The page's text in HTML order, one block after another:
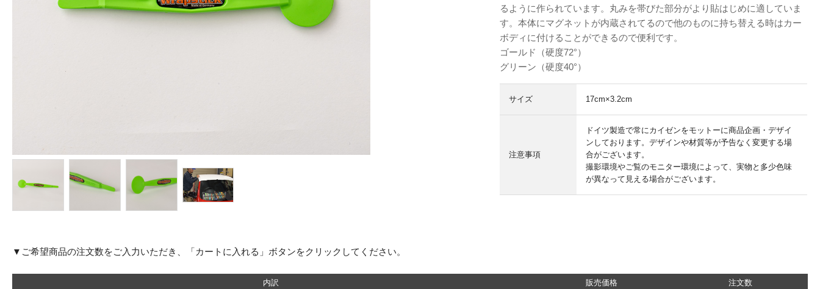
るように作られています。丸みを帯びた部分がより貼はじめに適していま
す。本体にマグネットが内蔵されてるので他のものに持ち替える時はカー
ボディに付けることができるので便利です。
ゴールド（硬度72°）
グリーン（硬度40°）
サイズ 17cm×3.2cm
注意事項
ドイツ製造で常にカイゼンをモットーに商品企画・デザイ
ンしております。デザインや材質等が予告なく変更する場
合がございます。
撮影環境やご覧のモニター環境によって、実物と多少色味
が異なって見える場合がございます。
▼ご希望商品の注文数をご入力いただき、「カートに入れる」ボタンをクリックしてください。
内訳 販売価格 注文数